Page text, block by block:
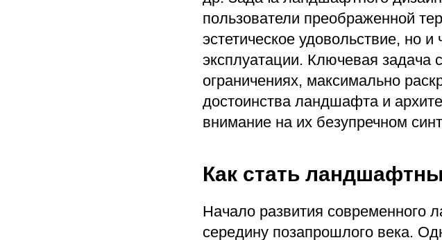
пользователи преображенной
эстетическое удовольствие, но
эксплуатации. Ключевая задача
ограничениях, максимально
достоинства ландшафта и
внимание на их безупречном
Как стать
Начало развития современного
середину позапрошлого века.